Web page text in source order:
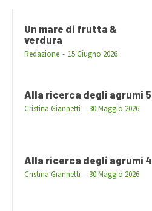
Un mare di frutta &
verdura
Redazione - 15 Giugno 2026
Alla ricerca degli agrumi 5
Cristina Giannetti - 30 Maggio 2026
Alla ricerca degli agrumi 4
Cristina Giannetti - 30 Maggio 2026